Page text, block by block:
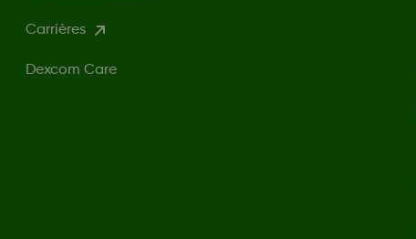
Carrières
Dexcom Care